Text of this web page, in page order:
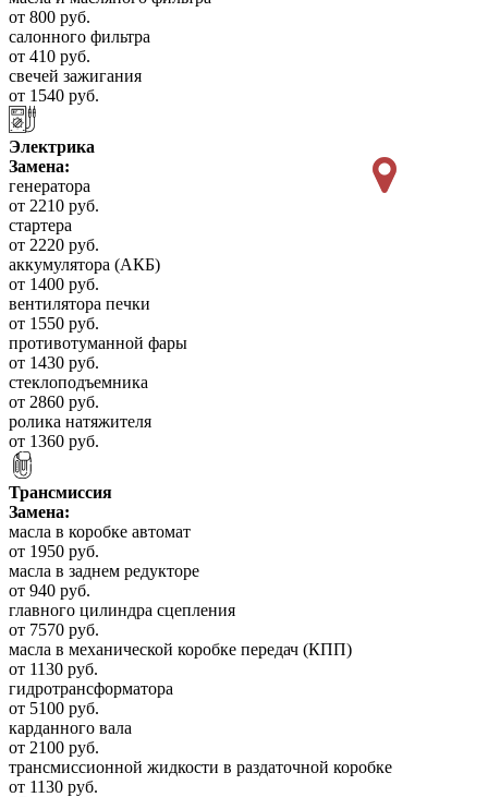
от 800 руб.
салонного фильтра
от 410 руб.
свечей зажигания
от 1540 руб.
Электрика
Замена:
генератора
от 2210 руб.
стартера
от 2220 руб.
аккумулятора (АКБ)
от 1400 руб.
вентилятора печки
от 1550 руб.
противотуманной фары
от 1430 руб.
стеклоподъемника
от 2860 руб.
ролика натяжителя
от 1360 руб.
Трансмиссия
Замена:
масла в коробке автомат
от 1950 руб.
масла в заднем редукторе
от 940 руб.
главного цилиндра сцепления
от 7570 руб.
масла в механической коробке передач (КПП)
от 1130 руб.
гидротрансформатора
от 5100 руб.
карданного вала
от 2100 руб.
трансмиссионной жидкости в раздаточной коробке
от 1130 руб.